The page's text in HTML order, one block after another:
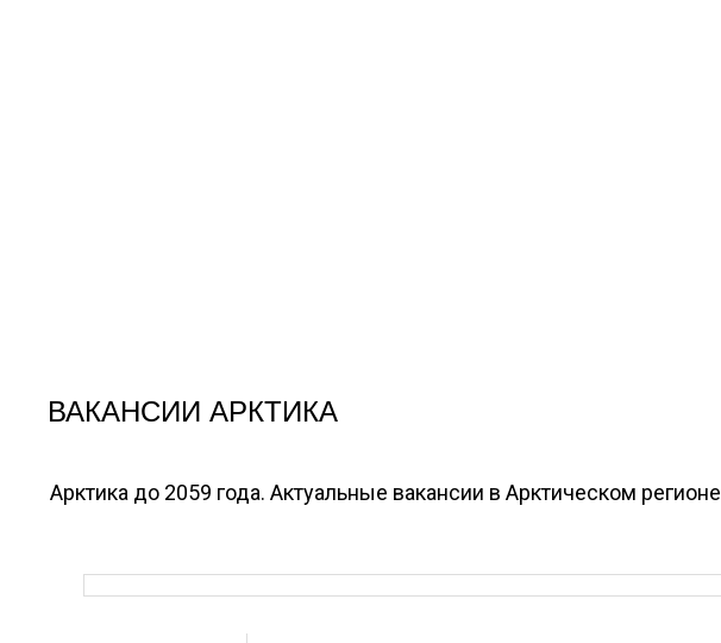
ВАКАНСИИ АРКТИКА
Арктика до 2059 года. Актуальные вакансии в Арктическом регионе